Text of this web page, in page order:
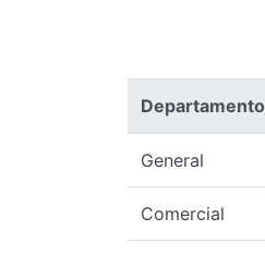
Departamento
General
Comercial